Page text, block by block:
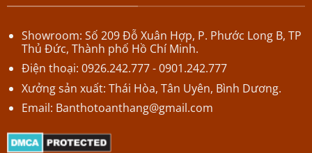
Showroom: Số 209 Đỗ Xuân Hợp, P. Phước Long B, TP
Thủ Đức, Thành phố Hồ Chí Minh.
Điện thoại: 0926.242.777 - 0901.242.777
Xưởng sản xuất: Thái Hòa, Tân Uyên, Bình Dương.
Email: Banthotoanthang@gmail.com